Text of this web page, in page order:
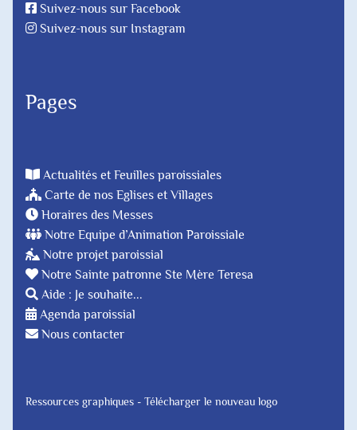
Suivez-nous sur Facebook
Suivez-nous sur Instagram
Pages
Actualités et Feuilles paroissiales
Carte de nos Eglises et Villages
Horaires des Messes
Notre Equipe d’Animation Paroissiale
Notre projet paroissial
Notre Sainte patronne Ste Mère Teresa
Aide : Je souhaite...
Agenda paroissial
Nous contacter
Ressources graphiques - Télécharger le nouveau logo